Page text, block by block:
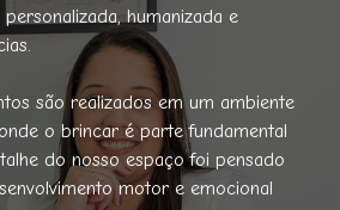
humanizada e
são realizados em um ambiente
o brincar é parte fundamental
do nosso espaço foi pensado
motor e emocional